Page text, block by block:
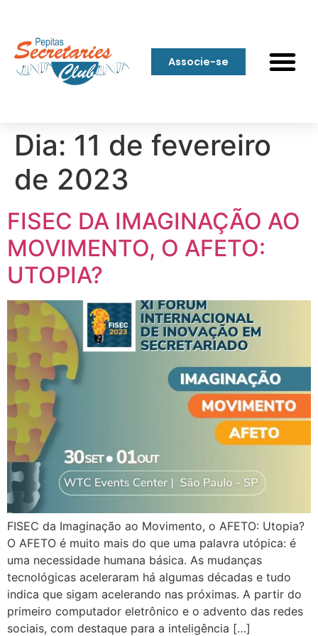
Associe-se
Dia: 11 de fevereiro
de 2023
FISEC DA IMAGINAÇÃO AO
MOVIMENTO, O AFETO:
UTOPIA?
FISEC da Imaginação ao Movimento, o AFETO: Utopia?
O AFETO é muito mais do que uma palavra utópica: é
uma necessidade humana básica. As mudanças
tecnológicas aceleraram há algumas décadas e tudo
indica que sigam acelerando nas próximas. A partir do
primeiro computador eletrônico e o advento das redes
sociais, com destaque para a inteligência […]